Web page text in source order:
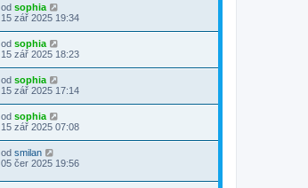
od sophia
15 zář 2025 19:34
od sophia
15 zář 2025 18:23
od sophia
15 zář 2025 17:14
od sophia
15 zář 2025 07:08
od smilan
05 čer 2025 19:56